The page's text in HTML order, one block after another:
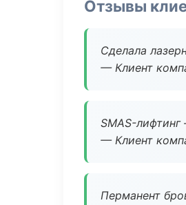
Отзывы
Сделала
— Клиент
SMAS-
— Клиент
Перманент